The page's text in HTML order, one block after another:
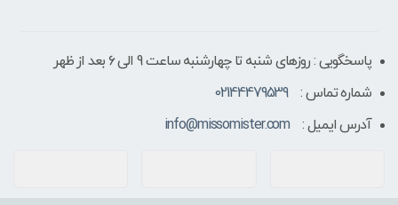
پاسخگویی : روزهای شنبه تا چهارشنبه ساعت 9 الی ۶ بعد از ظهر
شماره تماس :
02144479539
آدرس ایمیل :
info@missomister.com